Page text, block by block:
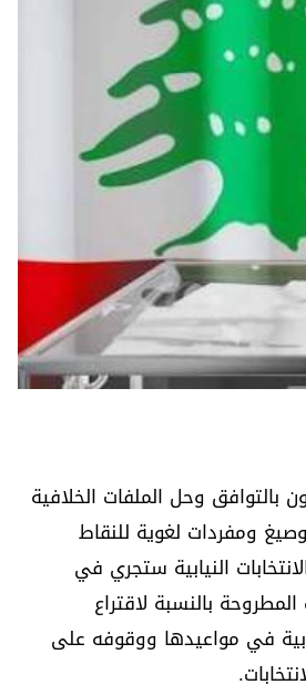
وحل الملفات الخلافية
ومفردات لغوية للنقاط
النيابية ستجري في
بالنسبة لاقتراع
في مواعيدها ووقوفه على